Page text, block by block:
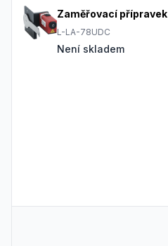
Zaměřovací přípravek
L-LA-78UDC
Není skladem